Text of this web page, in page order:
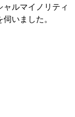
ルマイノリティ
いました。